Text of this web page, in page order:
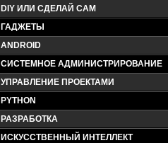
DIY ИЛИ СДЕЛАЙ САМ
ГАДЖЕТЫ
ANDROID
СИСТЕМНОЕ АДМИНИСТРИРОВАНИЕ
УПРАВЛЕНИЕ ПРОЕКТАМИ
PYTHON
РАЗРАБОТКА
ИСКУССТВЕННЫЙ ИНТЕЛЛЕКТ